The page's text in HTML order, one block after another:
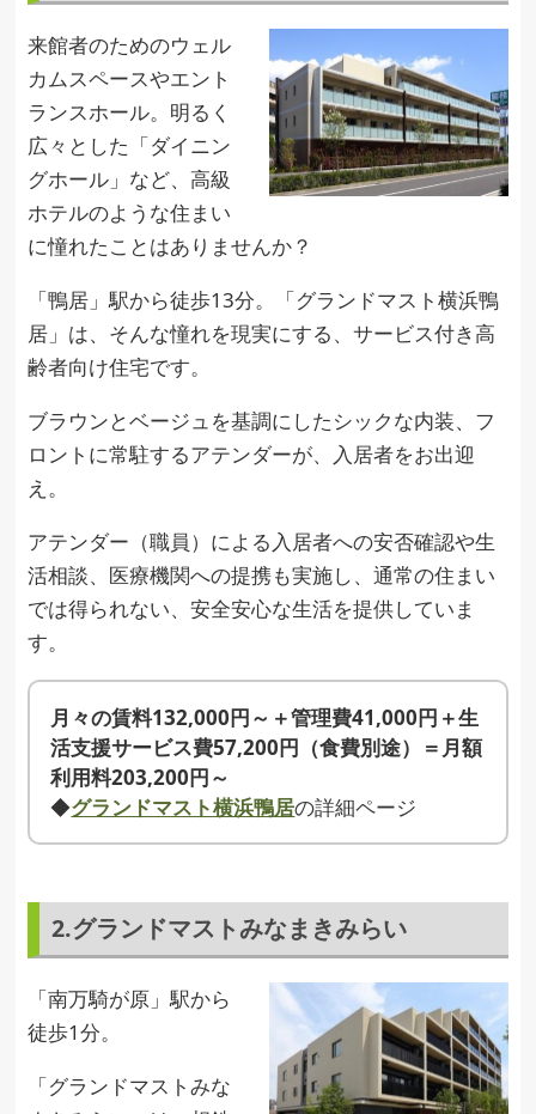
来館者のためのウェル
カムスペースやエント
ランスホール。明るく
広々とした「ダイニン
グホール」など、高級
ホテルのような住まい
に憧れたことはありませんか？
「鴨居」駅から徒歩13分。「グランドマスト横浜鴨
居」は、そんな憧れを現実にする、サービス付き高
齢者向け住宅です。
ブラウンとベージュを基調にしたシックな内装、フ
ロントに常駐するアテンダーが、入居者をお出迎
え。
アテンダー（職員）による入居者への安否確認や生
活相談、医療機関への提携も実施し、通常の住まい
では得られない、安全安心な生活を提供していま
す。
月々の賃料132,000円～＋管理費41,000円＋生
活支援サービス費57,200円（食費別途）＝月額
利用料203,200円～
◆グランドマスト横浜鴨居の詳細ページ
2.グランドマストみなまきみらい
「南万騎が原」駅から
徒歩1分。
「グランドマストみな